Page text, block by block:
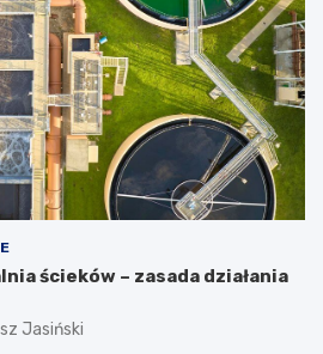
ścieków – zasada działania
Jasiński